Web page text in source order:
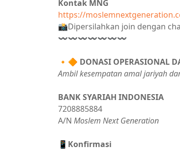
Kontak MNG
https://
📸Dipersilahkan join dengan
〰〰〰〰〰〰〰
🔸🔶 DONASI OPERASIONAL
Ambil kesempatan amal jariyah
BANK SYARIAH INDONESIA
7208885884
A/N Moslem Next Generation
📱Konfirmasi